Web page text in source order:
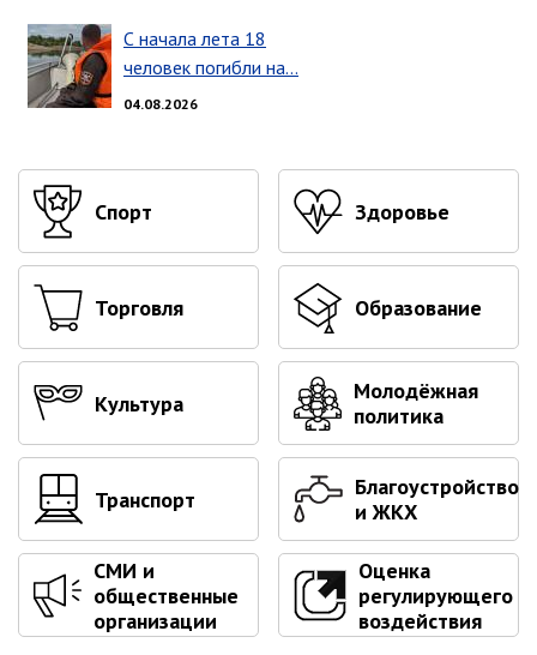
январь 2025 г.
Администрация
СТРУКТУРА
Глава МО г. Партизанск
Первый заместитель главы
Заместители главы администрации
Управления
Управление бухгалтерского учёта
Финансовое управление
О финансовом управлении
Управление по организационно-
контрольной работе
Управление экономики и
собственности
Об управлении экономики и
собственности
Отдел экономики
С начала лета 18
человек погибли на…
04.08.2026
Спорт Здоровье
Торговля Образование
Культура
Молодёжная
политика
Транспорт
Благоустройство
и ЖКХ
СМИ и
общественные
организации
Оценка
регулирующего
воздействия